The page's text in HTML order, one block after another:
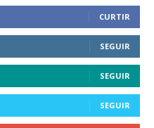
CURTIR
SEGUIR
SEGUIR
SEGUIR